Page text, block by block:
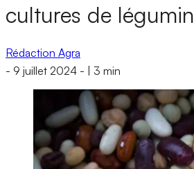
cultures de
Rédaction Agra
- 9 juillet 2024 - 3 min